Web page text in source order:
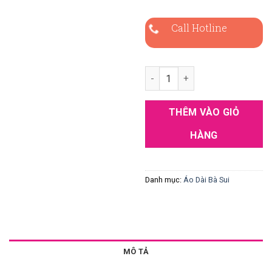
Call Hotline
Áo dài bà sui xanh đen đính
THÊM VÀO GIỎ
HÀNG
Danh mục: Áo Dài Bà Sui
MÔ TẢ